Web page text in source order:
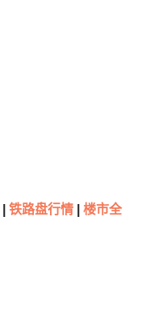
铁路盘行情|
楼市全